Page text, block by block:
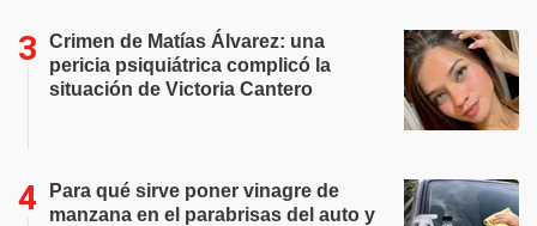
Crimen de Matías Álvarez: una
pericia psiquiátrica complicó la
situación de Victoria Cantero
Para qué sirve poner vinagre de
manzana en el parabrisas del auto y